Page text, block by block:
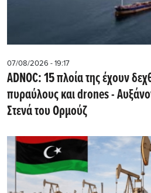
07/08/2026 - 19:17
ADNOC: 15 πλοία της έχουν
πυραύλους και drones - Aυξάνονται οι κίνδυνοι στα
Στενά του Ορμούζ